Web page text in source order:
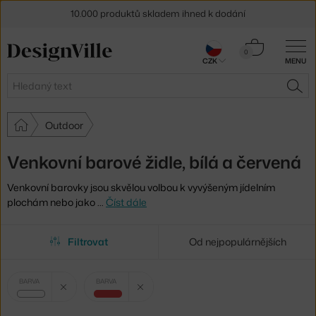
MENU
Hledat
0
Košík
Outdoor
Venkovní barové židle, bílá a červená
Venkovní barovky jsou skvělou volbou k vyvýšeným jídelním
plochám nebo jako … Číst dále
Filtrovat Od nejpopulárnějších
Vybrané
filtry:
BARVA
bílá
BARVA
červená
10.000 produktů skladem ihned k dodání
30 dní na vrácení zbožíCZK